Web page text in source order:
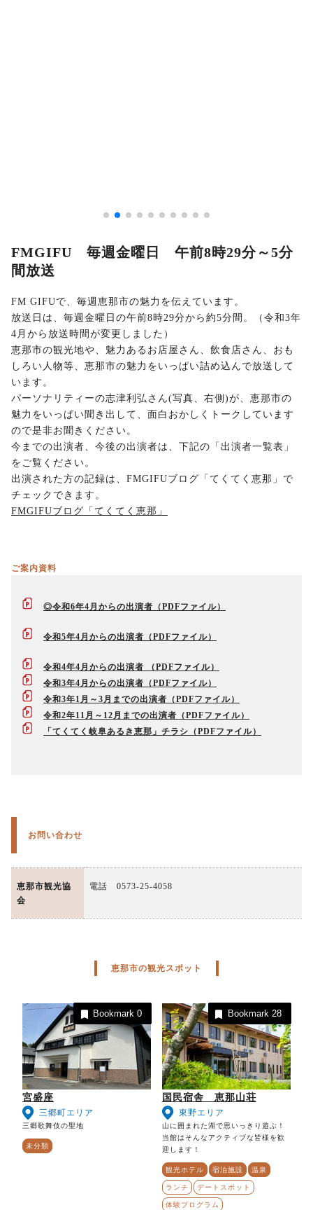
FMGIFU 毎週金曜日 午前8時29分～5分
間放送
FM GIFUで、毎週恵那市の魅力を伝えています。
放送日は、毎週金曜日の午前8時29分から約5分間。（令和3年
4月から放送時間が変更しました）
恵那市の観光地や、魅力あるお店屋さん、飲食店さん、おも
しろい人物等、恵那市の魅力をいっぱい詰め込んで放送して
います。
パーソナリティーの志津利弘さん(写真、右側)が、恵那市の
魅力をいっぱい聞き出して、面白おかしくトークしています
ので是非お聞きください。
今までの出演者、今後の出演者は、下記の「出演者一覧表」
をご覧ください。
出演された方の記録は、FMGIFUブログ「てくてく恵那」で
チェックできます。
FMGIFUブログ「てくてく恵那」
ご案内資料
◎令和6年4月からの出演者
令和5年4月からの出演者
令和4年4月からの出演者
令和3年4月からの出演者
令和3年1月～3月までの出演者
令和2年11月～12月までの出演者
「てくてく岐阜あるき恵那」チラシ
お問い合わせ
恵那市観光協
会
電話 0573-25-4058
恵那市の観光スポット
宮盛座
三郷町エリア
三郷歌舞伎の聖地
未分類
Bookmark 0
国民宿舎 恵那山荘
東野エリア
山に囲まれた湖で思いっきり遊ぶ！
当館はそんなアクティブな皆様を歓
迎します！
観光ホテル 宿泊施設 温泉
ランチ デートスポット
体験プログラム
Bookmark 28